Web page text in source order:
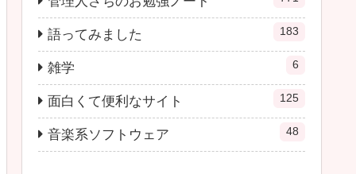
語ってみました 183
雑学 6
面白くて便利なサイト 125
音楽系ソフトウェア 48